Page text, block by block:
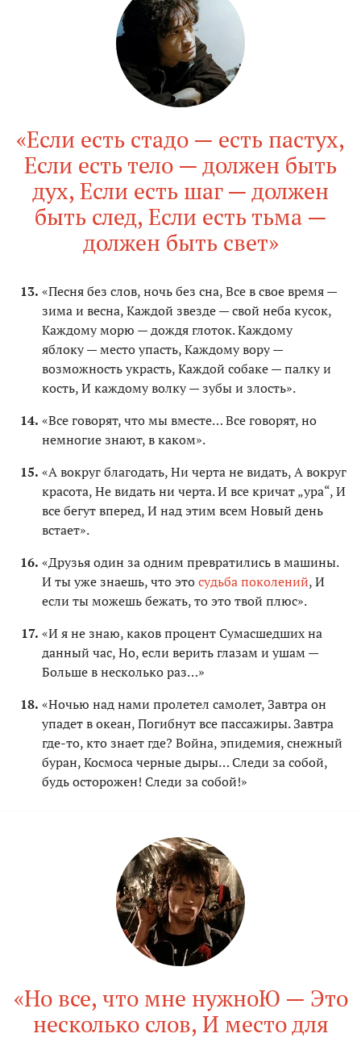
«Если есть стадо — есть пастух,
Если есть тело — должен быть
дух, Если есть шаг — должен
быть след, Если есть тьма —
должен быть свет»
«Песня без слов, ночь без сна, Все в свое время —
зима и весна, Каждой звезде — свой неба кусок,
Каждому морю — дождя глоток. Каждому
яблоку — место упасть, Каждому вору —
возможность украсть, Каждой собаке — палку и
кость, И каждому волку — зубы и злость».
«Все говорят, что мы вместе… Все говорят, но
немногие знают, в каком».
«А вокруг благодать, Ни черта не видать, А вокруг
красота, Не видать ни черта. И все кричат „ура“, И
все бегут вперед, И над этим всем Новый день
встает».
«Друзья один за одним превратились в машины.
И ты уже знаешь, что этосудьба поколений, И
если ты можешь бежать, то это твой плюс».
«И я не знаю, каков процент Сумасшедших на
данный час, Но, если верить глазам и ушам —
Больше в несколько раз…»
«Ночью над нами пролетел самолет, Завтра он
упадет в океан, Погибнут все пассажиры. Завтра
где-то, кто знает где? Война, эпидемия, снежный
буран, Космоса черные дыры… Следи за собой,
будь осторожен! Следи за собой!»
«Но все, что мне нужноЮ — Это
несколько слов, И место для